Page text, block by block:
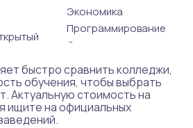
Экономика
Программирование
Сервис
Менеджмент
Экономика
быстро сравнить колледжи,
обучения, чтобы выбрать
Актуальную стоимость на
ищите на официальных